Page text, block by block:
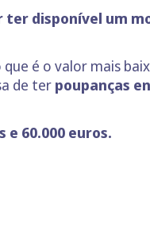
ter disponível um
que é o valor mais
de ter poupanças
60.000 euros.